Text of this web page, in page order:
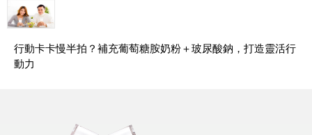
行動卡卡慢半拍？補充葡萄糖胺奶粉＋玻尿酸鈉，打造靈活行
動力